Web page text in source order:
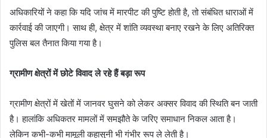
अधिकारियों ने कहा कि यदि जांच में मारपीट की पुष्टि होती है, तो संबंधित धाराओं में
कार्रवाई की जाएगी। साथ ही, क्षेत्र में शांति व्यवस्था बनाए रखने के लिए अतिरिक्त
पुलिस बल तैनात किया गया है।
ग्रामीण क्षेत्रों में छोटे विवाद ले रहे हैं बड़ा रूप
ग्रामीण क्षेत्रों में खेतों में जानवर घुसने को लेकर अक्सर विवाद की स्थिति बन जाती
है। हालांकि अधिकतर मामलों में समझौते के जरिए समाधान निकल आता है।
लेकिन कभी-कभी मामूली कहासुनी भी गंभीर रूप ले लेती है।